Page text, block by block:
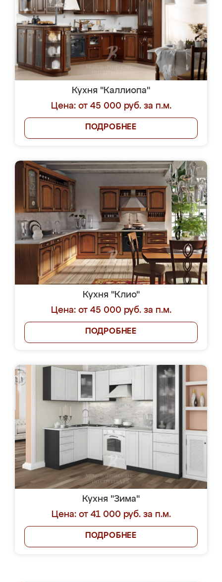
Кухня "Каллиопа"
Цена: от 45 000 руб. за п.м.
ПОДРОБНЕЕ
Кухня "Клио"
Цена: от 45 000 руб. за п.м.
ПОДРОБНЕЕ
Кухня "Зима"
Цена: от 41 000 руб. за п.м.
ПОДРОБНЕЕ